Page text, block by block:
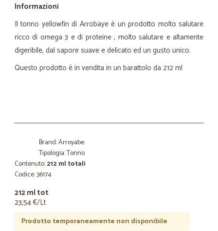
Informazioni
Il tonno yellowfin di Arrobaye è un prodotto molto salutare
ricco di omega 3 e di proteine , molto salutare e altamente
digeribile, dal sapore suave e delicato ed un gusto unico.
Questo prodotto è in vendita in un barattolo da 212 ml
Brand: Arroyabe
Tipologia: Tonno
Contenuto:212 ml totali
Codice: 36174
212 ml tot
23,54 €/Lt
Prodotto temporaneamente non disponibile